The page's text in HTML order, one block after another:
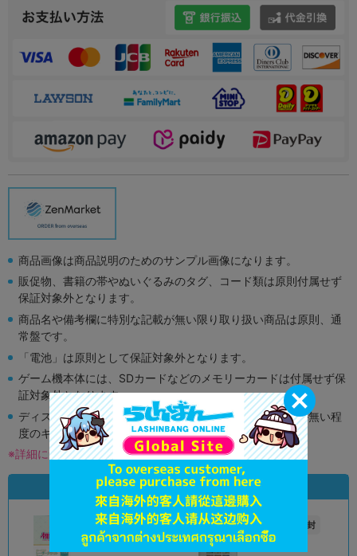
商品画像は商品説明のためのサンプル画像になります。
販促物、書籍の帯やぬいぐるみのタグ、コード類は原則付属せず
保証対象外となります。
商品名や備考欄に特別な記載が無い限り取り扱い商品は原則、通
常盤です。
「電池」は原則として保証対象外となります。
ゲーム機本体には、SDカードなどのメモリーカードは付属せず保
証対象外となります。
ディスク類の読み取り面のキズに関しまして再生に支障が無い程
度のキズがある場合がございます。
※詳細につきましてはコチラ
状態違いの同一商品
状態 :A
オンライン
未開封
浜松店